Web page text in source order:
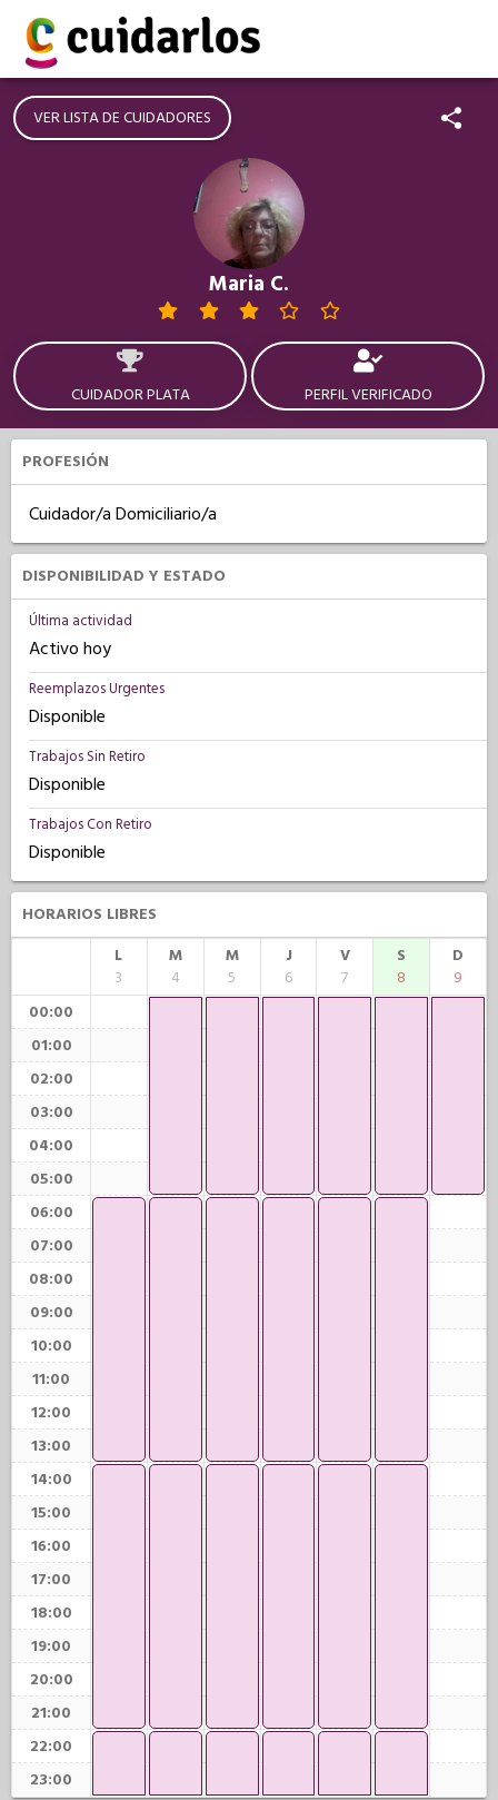
VER LISTA DE CUIDADORES
Maria C.
CUIDADOR PLATA PERFIL VERIFICADO
PROFESIÓN
Cuidador/a Domiciliario/a
DISPONIBILIDAD Y ESTADO
Última actividad
Activo hoy
Reemplazos Urgentes
Disponible
Trabajos Sin Retiro
Disponible
Trabajos Con Retiro
Disponible
HORARIOS LIBRES
L
3
M
4
M
5
J
6
V
7
S
8
D
9
00:00
01:00
02:00
03:00
04:00
05:00
06:00
07:00
08:00
09:00
10:00
11:00
12:00
13:00
14:00
15:00
16:00
17:00
18:00
19:00
20:00
21:00
22:00
23:00